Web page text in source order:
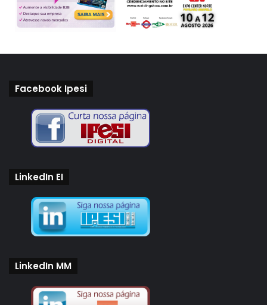
Facebook Ipesi
LinkedIn EI
LinkedIn MM